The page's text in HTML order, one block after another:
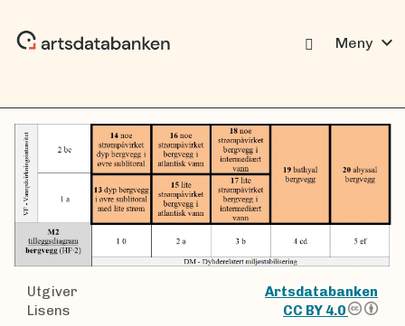
Meny expand_more
Utgiver
Artsdatabanken
Lisens
CC BY 4.0